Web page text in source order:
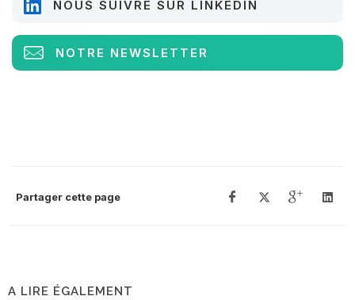
NOUS SUIVRE SUR LINKEDIN
NOTRE NEWSLETTER
Partager cette page
A LIRE ÉGALEMENT